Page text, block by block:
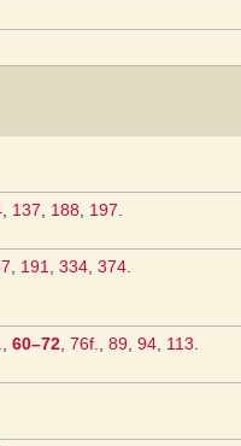
137 188 197
191 334 374
60–72 76f. 89 94 113